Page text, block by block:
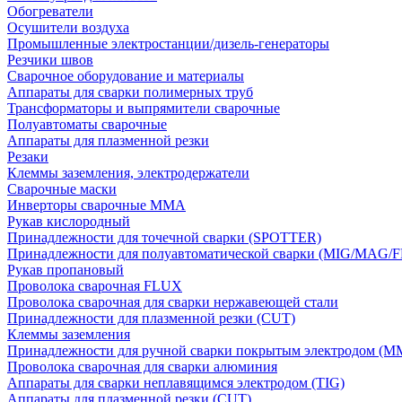
Обогреватели
Осушители воздуха
Промышленные электростанции/дизель-генераторы
Резчики швов
Сварочное оборудование и материалы
Аппараты для сварки полимерных труб
Трансформаторы и выпрямители сварочные
Полуавтоматы сварочные
Аппараты для плазменной резки
Резаки
Клеммы заземления, электродержатели
Сварочные маски
Инверторы сварочные ММА
Рукав кислородный
Принадлежности для точечной сварки (SPOTTER)
Принадлежности для полуавтоматической сварки (MIG/MAG/
Рукав пропановый
Проволока сварочная FLUX
Проволока сварочная для сварки нержавеющей стали
Принадлежности для плазменной резки (CUT)
Клеммы заземления
Принадлежности для ручной сварки покрытым электродом
Проволока сварочная для сварки алюминия
Аппараты для сварки неплавящимся электродом (TIG)
Аппараты для плазменной резки (CUT)